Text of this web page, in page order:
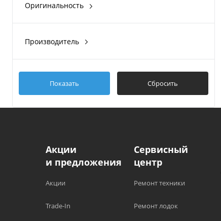
Оригинальность
Производитель
Показать Сбросить
Акции
и предложения
Акции
Trade-In
Сервисный
центр
Ремонт техники
Ремонт лодок